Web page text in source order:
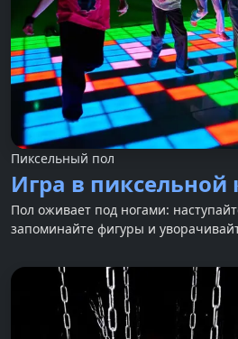
Пиксельный пол
Игра в пиксельной
Пол оживает под ногами:
запоминайте фигуры и